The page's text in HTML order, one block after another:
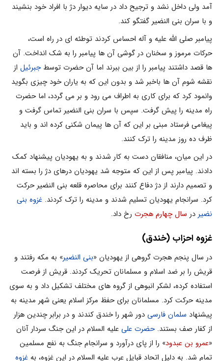
آمد ولی داخل نشد و ترجیح داد در سایه دیوار دژ با افراد خود بنشیند
و با سران بنی النضیر گفتگو کند.
پیامبر صلی الله علیه و آله احساس کردند توطئه ای در راه است،
حرکات مرموز و سخنان در گوشی آن ها پیامبر را به شک انداخت. آن
ها قصد داشتند پیامبر را از بین ببرند اما آن حضرت توسطجبرئیل از
نقشه شوم آن ها باخبر شد و بدون این که به یاران خود چیزی بگوید
وانمود کرد که برای کاری به اطراف می رود و بر می گردد، اما حضرت
راه مدینه را پیش گرفت. سپس با سران بنی النضیر تماس گرفت و
پیغامی فرستاد مبنی بر این که آن ها پیمان شکنی کرده اند و باید
ظرف ده روز مدینه را ترک کنند.
در این میان، منافقان دست به کار شدند و به یهودیان پیشنهاد کمک
دادند. پیامبر پس از این که متوجه شد یهودیان درهای دژ را بسته اند
و تصمیم دارند از دژ دفاع کنند برای محاصره قلعه بنی النضیر حرکت
کرد. سرانجام یهودیان تسلیم شدند و مدینه را ترک کردند. غزوه بنی
نضیر در سال چهارم هجرت رخ داد.
غزوه احزاب (خندق)
در سال پنجم هجرت گروهی از یهودیان «بنی النضیر» به مکه رفتند و
قریش را بر ضد اسلام و مسلمانان تحریک کردند. قریش از فرصت
استفاده کرده، لشکر انبوهی از گروه های مختلف تشکیل داد و به سوی
مدینه حرکت کرد. مسلمانان برای حفظ مرکز اسلام یعنی شهر مدینه به
پیشنهاد سلمان فارسی دور شهر را خندق کندند و در برابر چندین هزار
از کفار صف بستند.حضرت علی علیه السلام در این جنگ سردار آنان
«عمرو بن عبدود» را از پای درآورد و سرانجام جنگ به نفع مسلمین
تمام شد. به دلیل اتحاد قبایل عرب علیه السلام در این غزوه، به غزوه